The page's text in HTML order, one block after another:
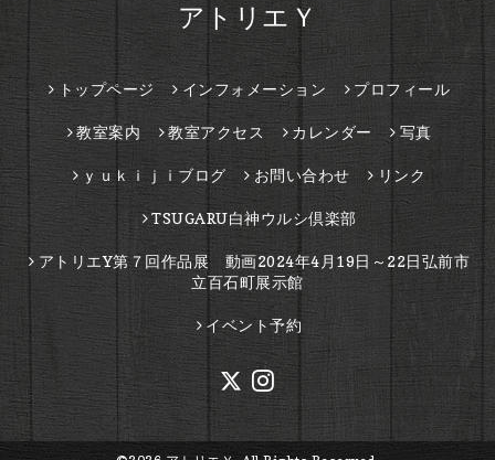
アトリエＹ
トップページ インフォメーション プロフィール
教室案内 教室アクセス カレンダー 写真
ｙｕｋｉｊｉブログ お問い合わせ リンク
TSUGARU白神ウルシ倶楽部
アトリエY第７回作品展 動画2024年4月19日～22日弘前市
立百石町展示館
イベント予約